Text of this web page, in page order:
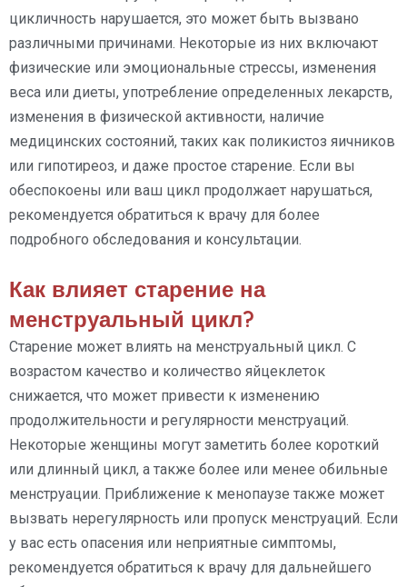
цикличность нарушается, это может быть вызвано
различными причинами. Некоторые из них включают
физические или эмоциональные стрессы, изменения
веса или диеты, употребление определенных лекарств,
изменения в физической активности, наличие
медицинских состояний, таких как поликистоз яичников
или гипотиреоз, и даже простое старение. Если вы
обеспокоены или ваш цикл продолжает нарушаться,
рекомендуется обратиться к врачу для более
подробного обследования и консультации.
Как влияет старение на
менструальный цикл?
Старение может влиять на менструальный цикл. С
возрастом качество и количество яйцеклеток
снижается, что может привести к изменению
продолжительности и регулярности менструаций.
Некоторые женщины могут заметить более короткий
или длинный цикл, а также более или менее обильные
менструации. Приближение к менопаузе также может
вызвать нерегулярность или пропуск менструаций. Если
у вас есть опасения или неприятные симптомы,
рекомендуется обратиться к врачу для дальнейшего